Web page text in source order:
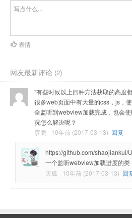
表情
网友最新评论 (2)
“有些时候以上四种方法获取的高度
很多web页面中有大量的css，js，
全监听到webview加载完成，也会
况怎么解决呢？
彦鹏
10年前 (2017-03-13) 回复
https://github.com/shaojiankui/
一个监听webview加载进度的类
天狐
10年前 (2017-03-13) 回